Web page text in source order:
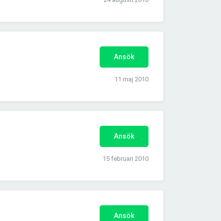
Ansök
11 maj 2010
Ansök
15 februari 2010
Ansök